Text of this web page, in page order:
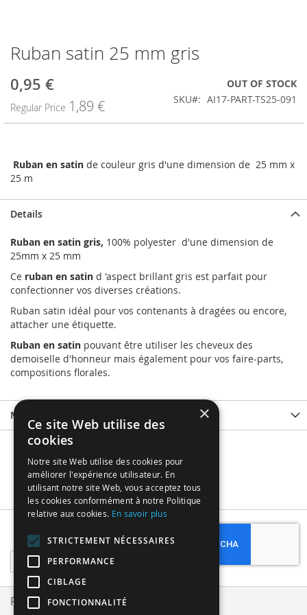
Skip
to
the
beginning
of
Ruban satin 25 mm gris
Special
0,95 €
Regular Price 1,89 €
OUT OF STOCK
SKU
AI17-PART-TS25-091
Ruban en satin de couleur gris d'une dimension de 25 mm x
25 m
Details
Ruban en satin gris, 100% polyester d'une dimension de
25mm x 25 mm
Ce ruban en satin d 'aspect brillant gris est parfait pour
confectionner vos diverses créations.
Ruban satin idéal pour vos contenants à dragées ou encore,
attacher une étiquette.
Ruban en satin pouvant être utiliser les cheveux des
demoiselle d'honneur mais également pour vos faire-parts,
compositions florales.
More Information
Sign
Up
for
Our
Newsletter:
Subscribe
Privacy and Cookie Policy
×
Ce site Web utilise des
cookies
Notre site Web utilise des cookies pour
améliorer l'expérience utilisateur. En
utilisant notre site Web, vous acceptez tous
les cookies conformément à notre Politique
relative aux cookies. En savoir plus
STRICTEMENT NÉCESSAIRES
PERFORMANCE
CIBLAGE
FONCTIONNALITÉ